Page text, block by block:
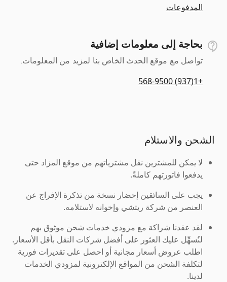
المدفوعات
بحاجة إلى معلومات إضافية
تواصل مع موقع الحدث الخاص بنا لمزيد من المعلومات.
+1(937) 568-9500
الشحن والاستلام
لا يمكن للمشترين نقل مشترياتهم من موقع المزاد حتى
يدفعوا فاتورتهم كاملةً.
يجب على السائقين إحضار نسخة من تذكرة الإفراج عن
العنصر من شركة ريتشي وإخوانه لاستلامه.
لقد عقدنا شراكة مع مزودي خدمات شحن موثوق بهم
لنُسهِّل عليك العثور على أفضل شركات النقل بأقل الأسعار.
اطلب عروض أسعار مجانية أو احصل على تقديرات فورية
لتكلفة الشحن من المواقع الإلكترونية لمزودي الخدمات
لدينا.